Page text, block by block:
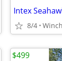
8/4
$499